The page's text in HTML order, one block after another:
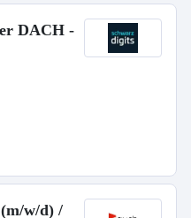
DACH -
w/d) /